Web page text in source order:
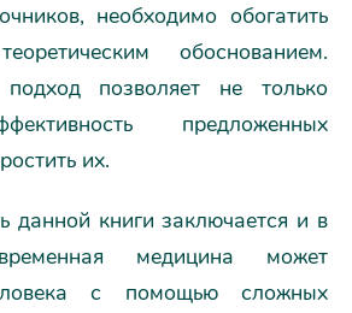
необходимо обогатить
обоснованием.
позволяет не только
предложенных
их.
данной книги заключается и в
медицина может
с помощью сложных